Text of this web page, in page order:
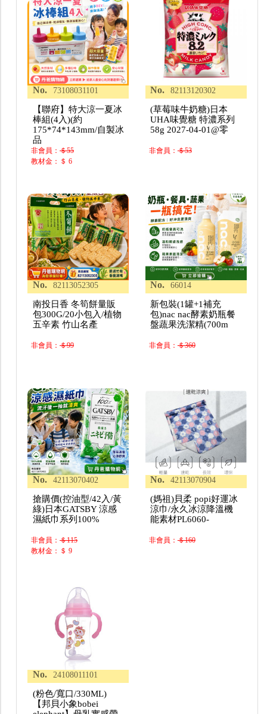
No. 73108031101
【聯府】特大涼一夏冰
棒組(4入)(約
175*74*143mm/自製冰
品
非會員：＄55
教材金：＄ 6
No. 82113120302
(草莓味牛奶糖)日本
UHA味覺糖 特濃系列
58g 2027-04-01@零
非會員：＄53
No. 82113052305
南投日香 冬筍餅量販
包300G/20小包入/植物
五辛素 竹山名產
非會員：＄99
No. 66014
新包裝(1罐+1補充
包)nac nac酵素奶瓶餐
盤蔬果洗潔精(700m
非會員：＄360
No. 42113070402
搶購價(控油型/42入/黃
綠)日本GATSBY 涼感
濕紙巾系列100%
非會員：＄115
教材金：＄ 9
No. 42113070904
(媽祖)貝柔 popi好運冰
涼巾/永久冰涼降溫機
能素材PL6060-
非會員：＄160
No. 24108011101
(粉色/寬口/330ML)
【邦貝小象bobei